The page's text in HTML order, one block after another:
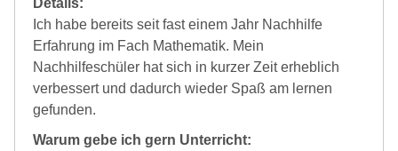
Details:
Ich habe bereits seit fast einem Jahr Nachhilfe
Erfahrung im Fach Mathematik. Mein
Nachhilfeschüler hat sich in kurzer Zeit erheblich
verbessert und dadurch wieder Spaß am lernen
gefunden.
Warum gebe ich gern Unterricht: